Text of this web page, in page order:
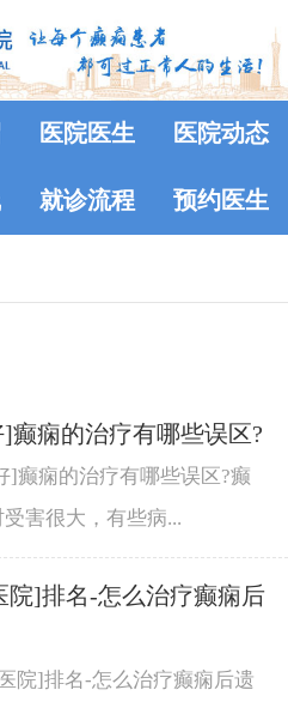
医院医生 医院动态
就诊流程 预约医生
癫痫的治疗有哪些误区?
]癫痫的治疗有哪些误区?癫
害很大，有些病...
院]排名-怎么治疗癫痫后
院]排名-怎么治疗癫痫后遗